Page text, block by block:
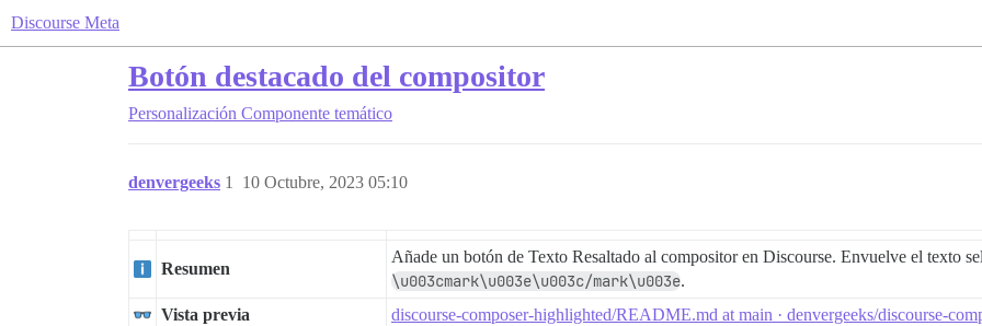
Discourse Meta
Botón destacado del compositor
Personalización Componente temático
denvergeeks 10 Octubre, 2023 05:10
1
Resumen
Añade un botón de Texto Resaltado al compositor en Discourse. Envuelve el texto
\u003cmark\u003e\u003c/mark\u003e.
Vista previa
discourse-composer-highlighted/README.md at main · denvergeeks/discourse-